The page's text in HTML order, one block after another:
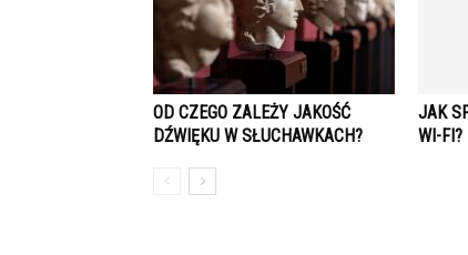
OD CZEGO ZALEŻY JAKOŚĆ
DŹWIĘKU W SŁUCHAWKACH?
JAK
WI-FI?